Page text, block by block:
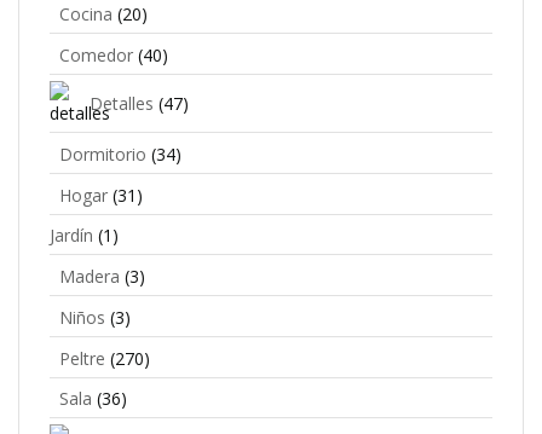
Cocina (20)
Comedor (40)
Detalles (47)
Dormitorio (34)
Hogar (31)
Jardín (1)
Madera (3)
Niños (3)
Peltre (270)
Sala (36)